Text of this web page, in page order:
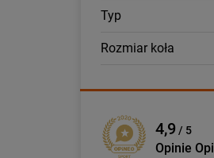
Typ
Rozmiar koła
4,9 / 5
Opinie